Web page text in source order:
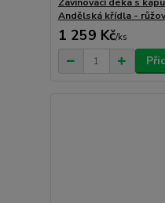
Zavinovací deka s
Andělská křídla -
1 259 Kč/ks